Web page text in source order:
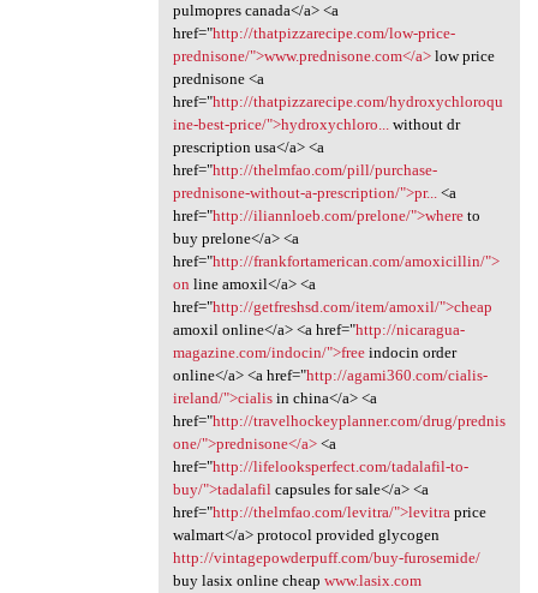
pulmopres canada</a> <a
href="http://thatpizzarecipe.com/low-price-
prednisone/">www.prednisone.com</a>low price
prednisone <a
href="http://thatpizzarecipe.com/hydroxychloroqu
ine-best-price/">hydroxychloro...without dr
prescription usa</a> <a
href="http://thelmfao.com/pill/purchase-
prednisone-without-a-prescription/">pr...<a
href="http://iliannloeb.com/prelone/">whereto
buy prelone</a> <a
href="http://frankfortamerican.com/amoxicillin/">
on line amoxil</a> <a
href="http://getfreshsd.com/item/amoxil/">cheap
amoxil online</a> <a href="http://nicaragua-
magazine.com/indocin/">freeindocin order
online</a> <a href="http://agami360.com/cialis-
ireland/">cialisin china</a> <a
href="http://travelhockeyplanner.com/drug/prednis
one/">prednisone</a><a
href="http://lifelooksperfect.com/tadalafil-to-
buy/">tadalafilcapsules for sale</a> <a
href="http://thelmfao.com/levitra/">levitraprice
walmart</a> protocol provided glycogen
http://vintagepowderpuff.com/buy-furosemide/
buy lasix online cheap www.lasix.com